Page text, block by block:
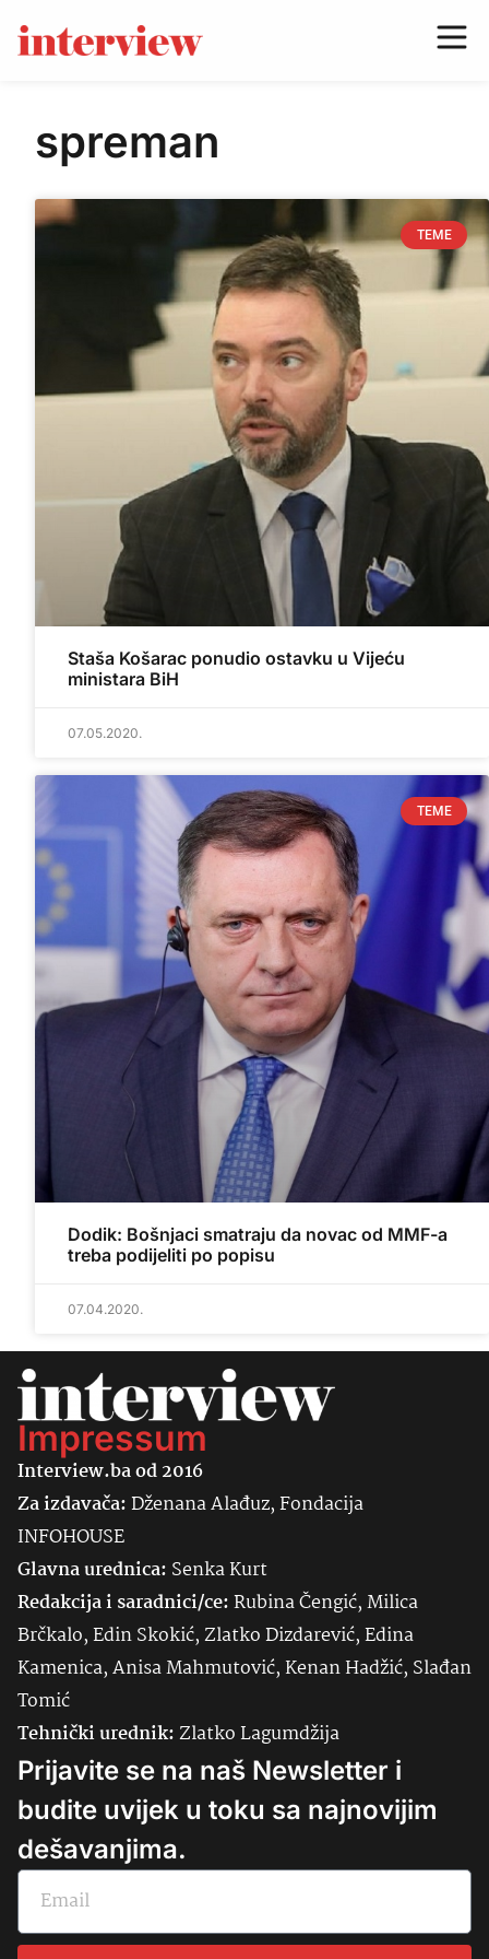
spreman
TEME
Staša Košarac ponudio ostavku u Vijeću
ministara BiH
07.05.2020.
TEME
Dodik: Bošnjaci smatraju da novac od MMF-a
treba podijeliti po popisu
07.04.2020.
Impressum
Interview.ba od 2016
Za izdavača:Dženana Alađuz, Fondacija
INFOHOUSE
Glavna urednica: SenkaKurt
Redakcija i saradnici/ce:Rubina Čengić, Milica
Brčkalo, Edin Skokić, Zlatko Dizdarević, Edina
Kamenica, Anisa Mahmutović, Kenan Hadžić, Slađan
Tomić
Tehnički urednik:Zlatko Lagumdžija
Prijavite se na naš Newsletter i
budite uvijek u toku sa najnovijim
dešavanjima.